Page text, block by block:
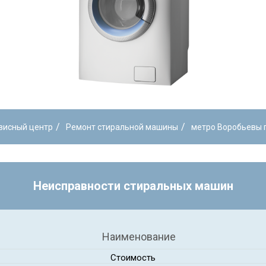
центр / Ремонт стиральной машины / метро Воробьевы
Неисправности стиральных машин
Наименование
Стоимость